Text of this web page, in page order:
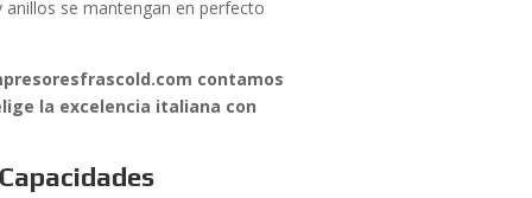
se mantengan en perfecto
contamos
la excelencia italiana con